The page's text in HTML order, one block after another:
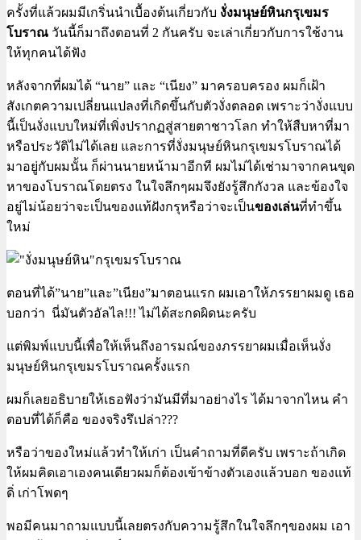
ครั้งที่แล้วผมมีเกริ่นนำเบื้องต้นเกี่ยวกับ งั่งมนุษย์หินกรุเขมร
โบราณ วันนี้ก็มาถึงตอนที่ 2 กันครับ จะเล่าเกี่ยวกับการใช้งาน
ให้ทุกคนได้ฟัง
หลังจากที่ผมได้ “นาย” และ “เนียง” มาครอบครอง ผมก็เฝ้า
สังเกตความเปลี่ยนแปลงที่เกิดขึ้นกับตัวงั่งตลอด เพราะว่างั่งแบบ
นี้เป็นงั่งแบบใหม่ที่เพิ่งปรากฏสู่สายตาชาวโลก ทำให้สืบหาที่มา
หรือประวัติไม่ได้เลย และการที่งั่งมนุษย์หินกรุเขมรโบราณได้
มาอยู่กับผมนั้น ก็ผ่านนายหน้ามาอีกที ผมไม่ได้เช่ามาจากคนขุด
หาของโบราณโดยตรง ในใจลึกๆผมจึงยังรู้สึกกังวล และข้องใจ
อยู่ไม่น้อยว่าจะเป็นของแท้ฝังกรุหรือว่าจะเป็นของเล่นที่ทำขึ้น
ใหม่
ตอนที่ได้”นาย”และ”เนียง”มาตอนแรก ผมเอาให้ภรรยาผมดู เธอ
บอกว่า นี่มันตัวอัลไล!!! ไม่ได้สะกดผิดนะครับ
แต่พิมพ์แบบนี้เพื่อให้เห็นถึงอารมณ์ของภรรยาผมเมื่อเห็นงั่ง
มนุษย์หินกรุเขมรโบราณครั้งแรก
ผมก็เลยอธิบายให้เธอฟังว่ามันมีที่มาอย่างไร ได้มาจากไหน คำ
ตอบที่ได้ก็คือ ของจริงรึเปล่า???
หรือว่าของใหม่แล้วทำให้เก่า เป็นคำถามที่ดีครับ เพราะถ้าเกิด
ให้ผมคิดเอาเองคนเดียวผมก็ต้องเข้าข้างตัวเองแล้วบอก ของแท้
ดิ่ เก่าโพดๆ
พอมีคนมาถามแบบนี้เลยตรงกับความรู้สึกในใจลึกๆของผม เอา